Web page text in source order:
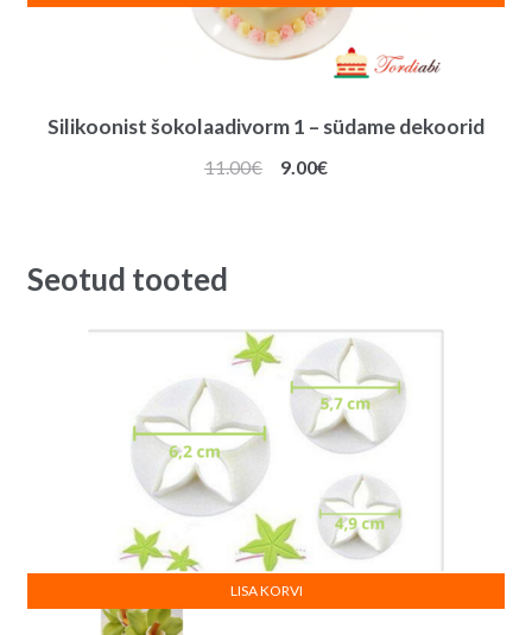
Silikoonist šokolaadivorm 1 – südame dekoorid
11.00€
Algne
9.00€Praegune
Seotud tooted
LISA KORVI